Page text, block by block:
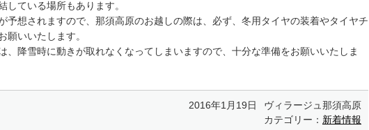
している場所もあります。
予想されますので、那須高原のお越しの際は、必ず、冬用タイヤの装着やタイヤチ
願いいたします。
、降雪時に動きが取れなくなってしまいますので、十分な準備をお願いいたしま
2016年1月19日
ヴィラージュ那須高原
カテゴリー： 新着情報